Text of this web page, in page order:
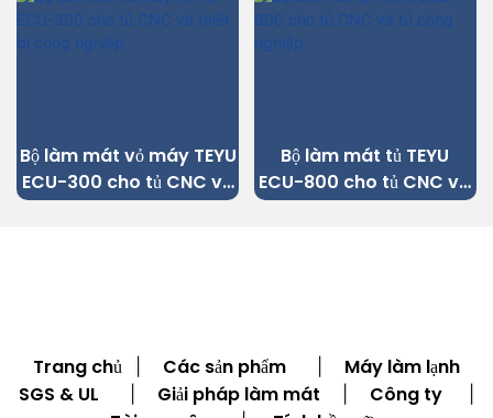
Bộ làm mát vỏ máy TEYU
ECU-300 cho tủ CNC và
thiết bị công nghiệp
Bộ làm mát tủ TEYU
ECU-800 cho tủ CNC và
tủ công nghiệp
Trang chủ Các sản phẩm
Máy làm lạnh
SGS & UL
Giải pháp làm mát Công ty